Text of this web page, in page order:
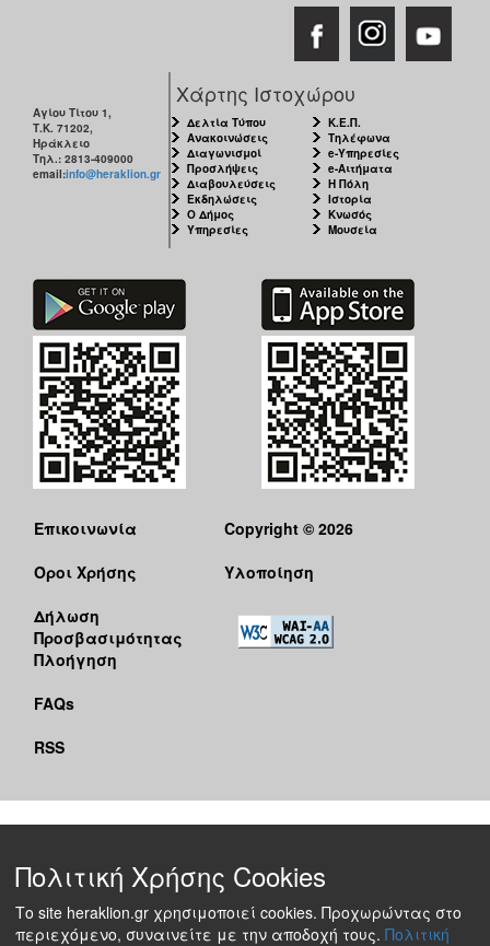
Αγίου Τίτου 1,
Τ.Κ. 71202,
Ηράκλειο
Τηλ.: 2813-409000
email:info@heraklion.gr
Χάρτης Ιστοχώρου
Δελτία Τύπου
Ανακοινώσεις
Διαγωνισμοί
Προσλήψεις
Διαβουλεύσεις
Εκδηλώσεις
Ο Δήμος
Υπηρεσίες
Κ.Ε.Π.
Τηλέφωνα
e-Υπηρεσίες
e-Αιτήματα
Η Πόλη
Ιστορία
Κνωσός
Μουσεία
Επικοινωνία
Όροι Χρήσης
Δήλωση
Προσβασιμότητας
Πλοήγηση
FAQs
RSS
Copyright © 2026
Υλοποίηση
Πολιτική Χρήσης Cookies
Το site heraklion.gr χρησιμοποιεί cookies. Προχωρώντας στο
περιεχόμενο, συναινείτε με την αποδοχή τους. Πολιτική